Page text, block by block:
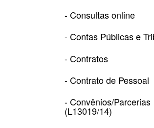
- Consultas online
- Contas Públicas e
- Contratos
- Contrato de Pessoal
- Convênios/Parcerias
(L13019/14)